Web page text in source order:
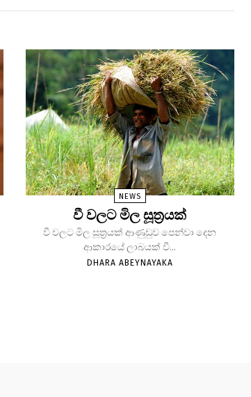
NEWS
වී වලට මිල සූත්‍රයක්
වී වලට මිල සූත්‍රයක් ආණුඩුව පෙන්වා දෙන
ආකාරයේ ලාබයක් වී...
DHARA ABEYNAYAKA